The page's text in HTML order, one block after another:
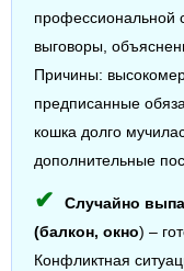
профессиональной
выговоры,
Причины:
предписанные
кошка долго
дополнительные
Случайно
(балкон, окно) –
Конфликтная